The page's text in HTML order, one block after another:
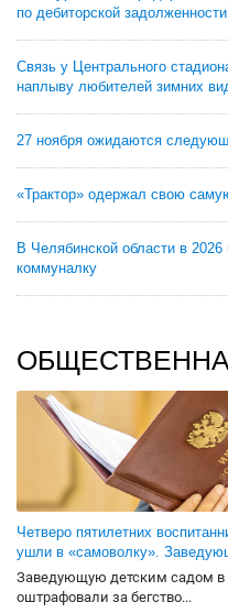
по дебиторской задолженности
Связь у Центрального
наплыву любителей зимних
27 ноября ожидаются
«Трактор» одержал свою
В Челябинской области в
коммуналку
Четверо пятилетних
ушли в «самоволку».
Заведующую детским садом в
оштрафовали за бегство...